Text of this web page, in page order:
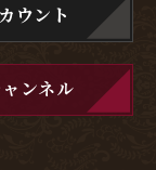
ウント
ンネル